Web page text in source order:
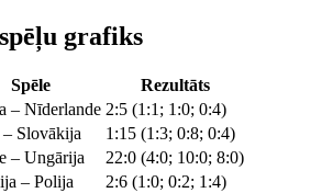
grafiks
Spēle
Rezultāts
– Nīderlande 2:5 (1:1; 1:0; 0:4)
Slovākija
1:15 (1:3; 0:8; 0:4)
– Ungārija
22:0 (4:0; 10:0; 8:0)
– Polija 2:6 (1:0; 0:2; 1:4)